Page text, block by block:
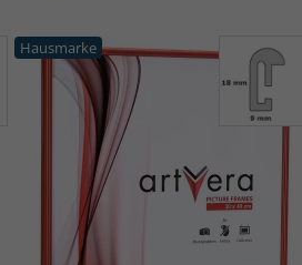
Hausmarke